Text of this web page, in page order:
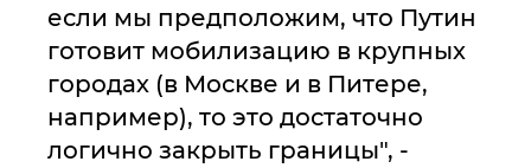
если мы предположим, что Путин
готовит мобилизацию в крупных
городах (в Москве и в Питере,
например), то это достаточно
логично закрыть границы", -